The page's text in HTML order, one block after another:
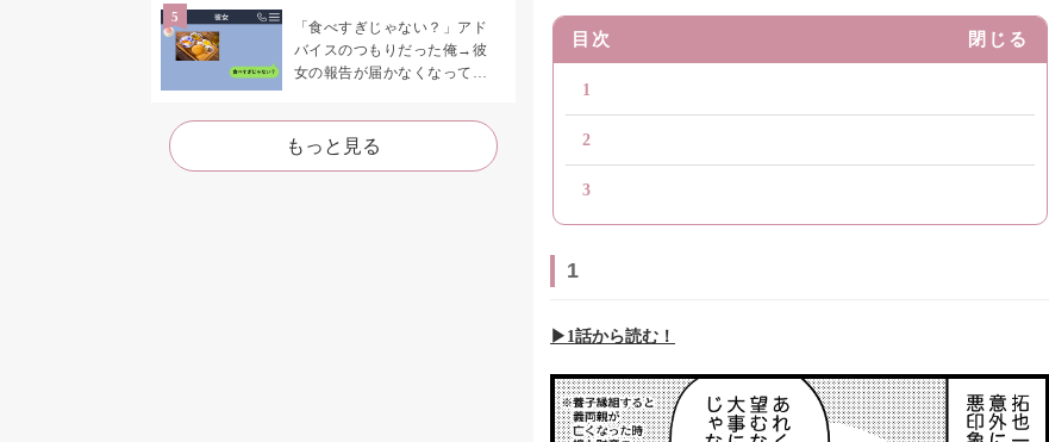
「食べすぎじゃない？」アド
バイスのつもりだった俺→彼
女の報告が届かなくなって、
た
もっと見る
目次 閉じる
1
2
3
1
▶︎1話から読む！